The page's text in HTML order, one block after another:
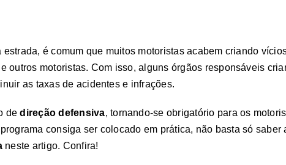
é comum que muitos motoristas acabem criando
outros motoristas. Com isso, alguns órgãos responsáveis
as taxas de acidentes e infrações.
dedireção defensiva, tornando-se obrigatório para os
consiga ser colocado em prática, não basta só
neste artigo. Confira!